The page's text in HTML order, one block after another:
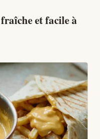
et facile à